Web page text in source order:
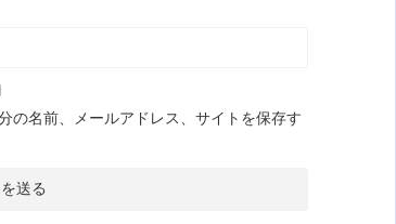
の名前、メールアドレス、サイトを保存す